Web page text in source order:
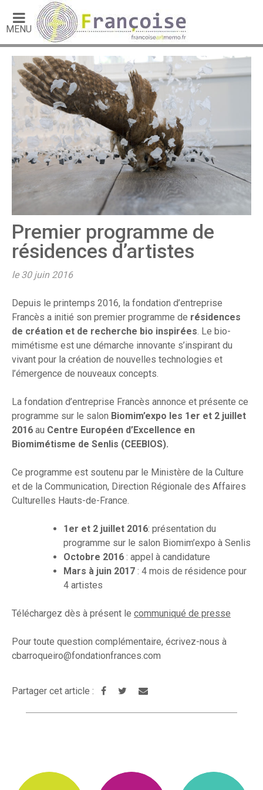
MENU
Premier programme de
résidences d’artistes
le 30 juin 2016
Depuis le printemps 2016, la fondation d’entreprise
Francès a initié son premier programme de résidences
de création et de recherche bio inspirées. Le bio-
mimétisme est une démarche innovante s’inspirant du
vivant pour la création de nouvelles technologies et
l’émergence de nouveaux concepts.
La fondation d’entreprise Francès annonce et présente ce
programme sur le salon Biomim’expo les 1er et 2 juillet
2016 au Centre Européen d’Excellence en
Biomimétisme de Senlis (CEEBIOS).
Ce programme est soutenu par le Ministère de la Culture
et de la Communication, Direction Régionale des Affaires
Culturelles Hauts-de-France.
1er et 2 juillet 2016: présentation du
programme sur le salon Biomim’expo à Senlis
Octobre 2016 : appel à candidature
Mars à juin 2017 : 4 mois de résidence pour
4 artistes
Téléchargez dès à présent le communiqué de presse
Pour toute question complémentaire, écrivez-nous à
cbarroqueiro@fondationfrances.com
Partager cet article :